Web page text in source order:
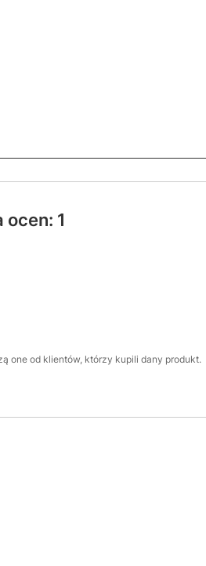
ocen: 1
one od klientów, którzy kupili dany produkt.